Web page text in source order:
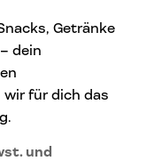
Getränke
dein
für dich das
und